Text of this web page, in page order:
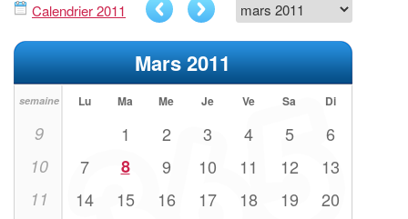
Calendrier 2011
Mars 2011
semaine Lu Ma Me Je Ve Sa Di
9 1 2 3 4 5 6
10 7 8 9 10 11 12 13
11 14 15 16 17 18 19 20